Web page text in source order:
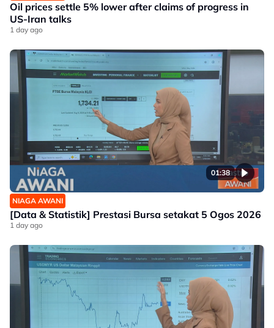
Oil prices settle 5% lower after claims of progress in
US-Iran talks
1 day ago
01:38
NIAGA AWANI
[Data & Statistik] Prestasi Bursa setakat 5 Ogos 2026
1 day ago